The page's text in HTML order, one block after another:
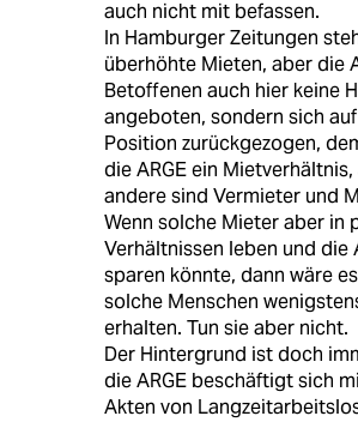
auch nicht mit befassen.
In Hamburger Zeitungen
überhöhte Mieten, aber die
Betoffenen auch hier keine
angeboten, sondern sich
Position zurückgezogen,
die ARGE ein
andere sind Vermieter und
Wenn solche Mieter aber in
Verhältnissen leben und die
sparen könnte, dann wäre
solche Menschen
erhalten. Tun sie aber nicht.
Der Hintergrund ist doch
die ARGE beschäftigt sich
Akten von